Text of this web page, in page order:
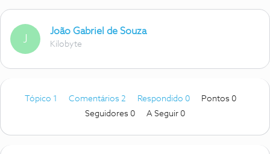
J
João Gabriel de Souza
Kilobyte
Tópico 1 Comentários 2 Respondido 0
Pontos 0
Seguidores 0 A Seguir 0